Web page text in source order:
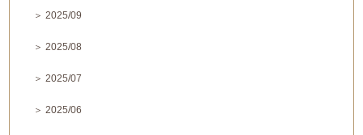
＞ 2025/09
＞ 2025/08
＞ 2025/07
＞ 2025/06